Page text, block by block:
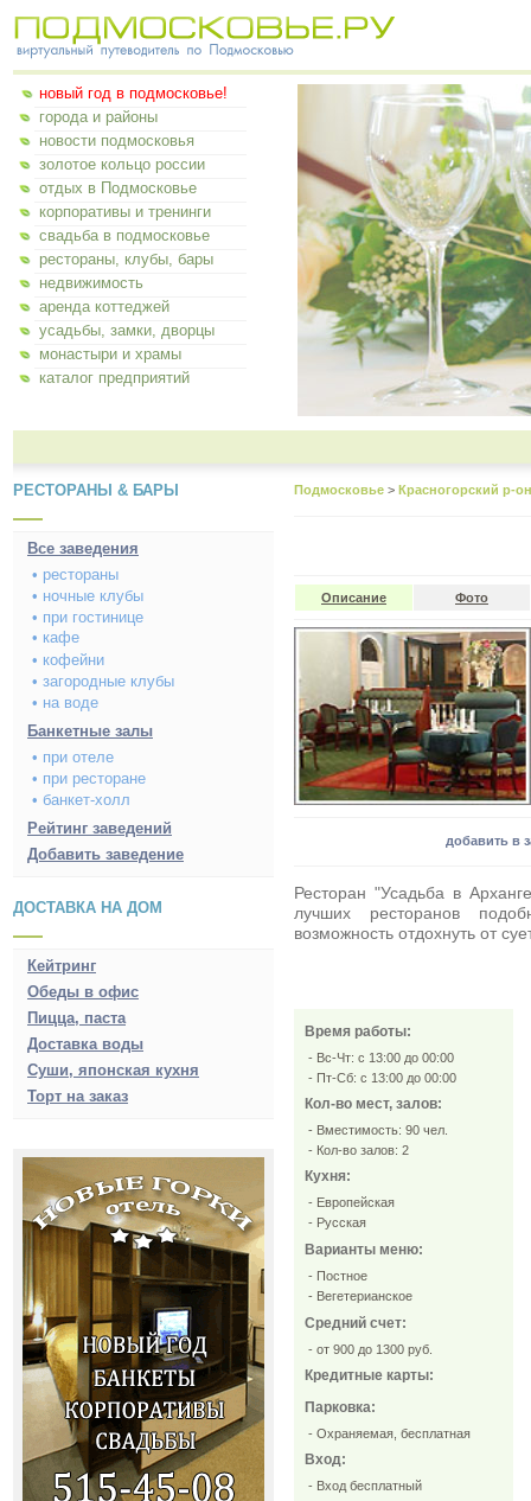
новый год в подмосковье!
города и районы
новости подмосковья
золотое кольцо россии
отдых в Подмосковье
корпоративы и тренинги
свадьба в подмосковье
рестораны, клубы, бары
недвижимость
аренда коттеджей
усадьбы, замки, дворцы
монастыри и храмы
каталог предприятий
РЕСТОРАНЫ & БАРЫ
Все заведения
• рестораны
• ночные клубы
• при гостинице
• кафе
• кофейни
• загородные клубы
• на воде
Банкетные залы
• при отеле
• при ресторане
• банкет-холл
Рейтинг заведений
Добавить заведение
ДОСТАВКА НА ДОМ
Кейтринг
Обеды в офис
Пицца, паста
Доставка воды
Суши, японская кухня
Торт на заказ
Подмосковье > Красногорский р-он
Описание Фото
добавить в
Ресторан "Усадьба в
лучших ресторанов
возможность отдохнуть от
Время работы:
- Вс-Чт: с 13:00 до 00:00
- Пт-Сб: с 13:00 до 00:00
Кол-во мест, залов:
- Вместимость: 90 чел.
- Кол-во залов: 2
Кухня:
- Европейская
- Русская
Варианты меню:
- Постное
- Вегетерианское
Средний счет:
- от 900 до 1300 руб.
Кредитные карты:
Парковка:
- Охраняемая, бесплатная
Вход:
- Вход бесплатный